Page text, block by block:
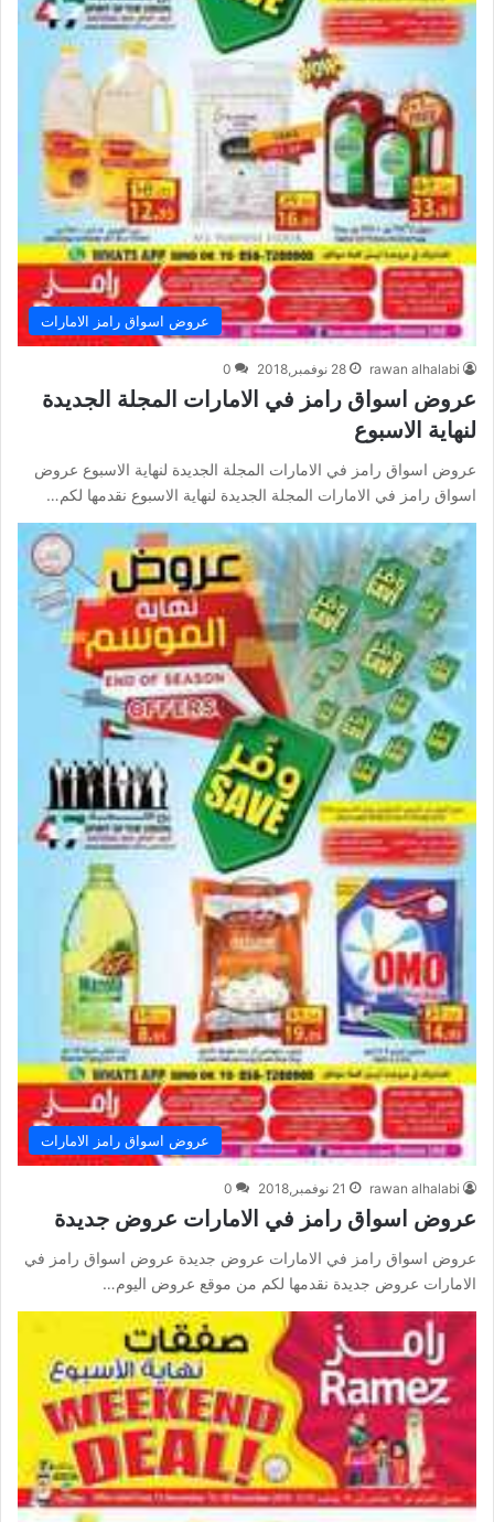
عروض اسواق رامز الامارات
rawan alhalabi 28 نوفمبر,2018 0
عروض اسواق رامز في الامارات المجلة الجديدة
لنهاية الاسبوع
عروض اسواق رامز في الامارات المجلة الجديدة لنهاية الاسبوع عروض
اسواق رامز في الامارات المجلة الجديدة لنهاية الاسبوع نقدمها لكم…
عروض اسواق رامز الامارات
rawan alhalabi 21 نوفمبر,2018 0
عروض اسواق رامز في الامارات عروض جديدة
عروض اسواق رامز في الامارات عروض جديدة عروض اسواق رامز في
الامارات عروض جديدة نقدمها لكم من موقع عروض اليوم…